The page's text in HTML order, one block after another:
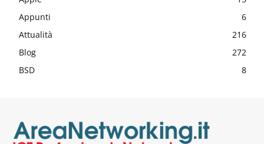
Appunti
6
Attualità
216
Blog
272
BSD
8